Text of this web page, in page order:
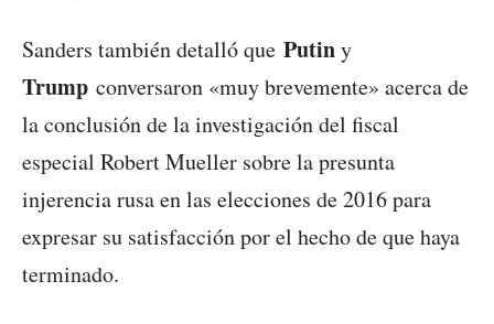
Sanders también detalló que Putiny
Trump conversaron «muy brevemente» acerca de
la conclusión de la investigación del fiscal
especial Robert Mueller sobre la presunta
injerencia rusa en las elecciones de 2016 para
expresar su satisfacción por el hecho de que haya
terminado.